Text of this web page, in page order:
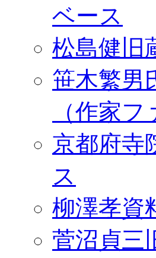
ベース
松島健旧
笹木繁男
（作家フ
京都府寺
ス
柳澤孝資
菅沼貞三